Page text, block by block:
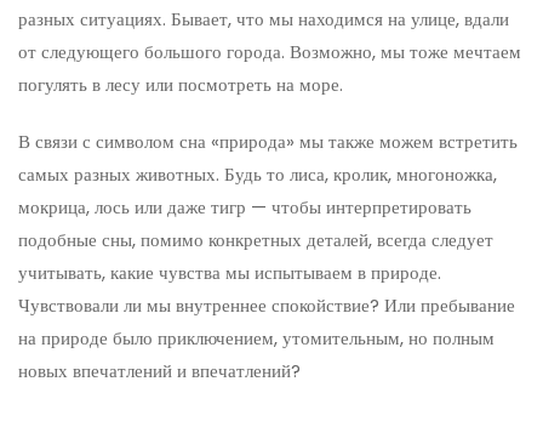
разных ситуациях. Бывает, что мы находимся на улице, вдали
от следующего большого города. Возможно, мы тоже мечтаем
погулять в лесу или посмотреть на море.
В связи с символом сна «природа» мы также можем встретить
самых разных животных. Будь то лиса, кролик, многоножка,
мокрица, лось или даже тигр — чтобы интерпретировать
подобные сны, помимо конкретных деталей, всегда следует
учитывать, какие чувства мы испытываем в природе.
Чувствовали ли мы внутреннее спокойствие? Или пребывание
на природе было приключением, утомительным, но полным
новых впечатлений и впечатлений?